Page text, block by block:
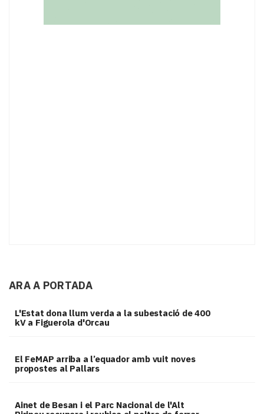
ARA A PORTADA
L'Estat dona llum verda a la subestació de 400
kV a Figuerola d'Orcau
El FeMAP arriba a l’equador amb vuit noves
propostes al Pallars
Ainet de Besan i el Parc Nacional de l'Alt